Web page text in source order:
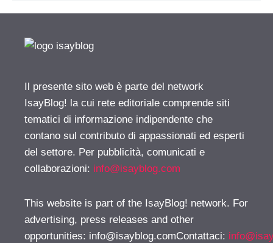
Il presente sito web è parte del network
IsayBlog! la cui rete editoriale comprende siti
tematici di informazione indipendente che
contano sul contributo di appassionati ed esperti
del settore. Per pubblicità, comunicati e
collaborazioni: info@isayblog.com
This website is part of the IsayBlog! network. For
advertising, press releases and other
opportunities: info@isayblog.comContattaci: